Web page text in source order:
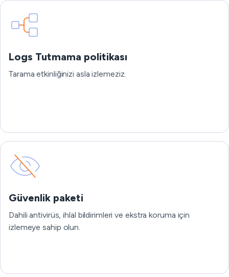
Logs Tutmama politikası
Tarama etkinliğinizi asla izlemeziz.
Güvenlik paketi
Dahili antivirüs, ihlal bildirimleri ve ekstra koruma için
izlemeye sahip olun.